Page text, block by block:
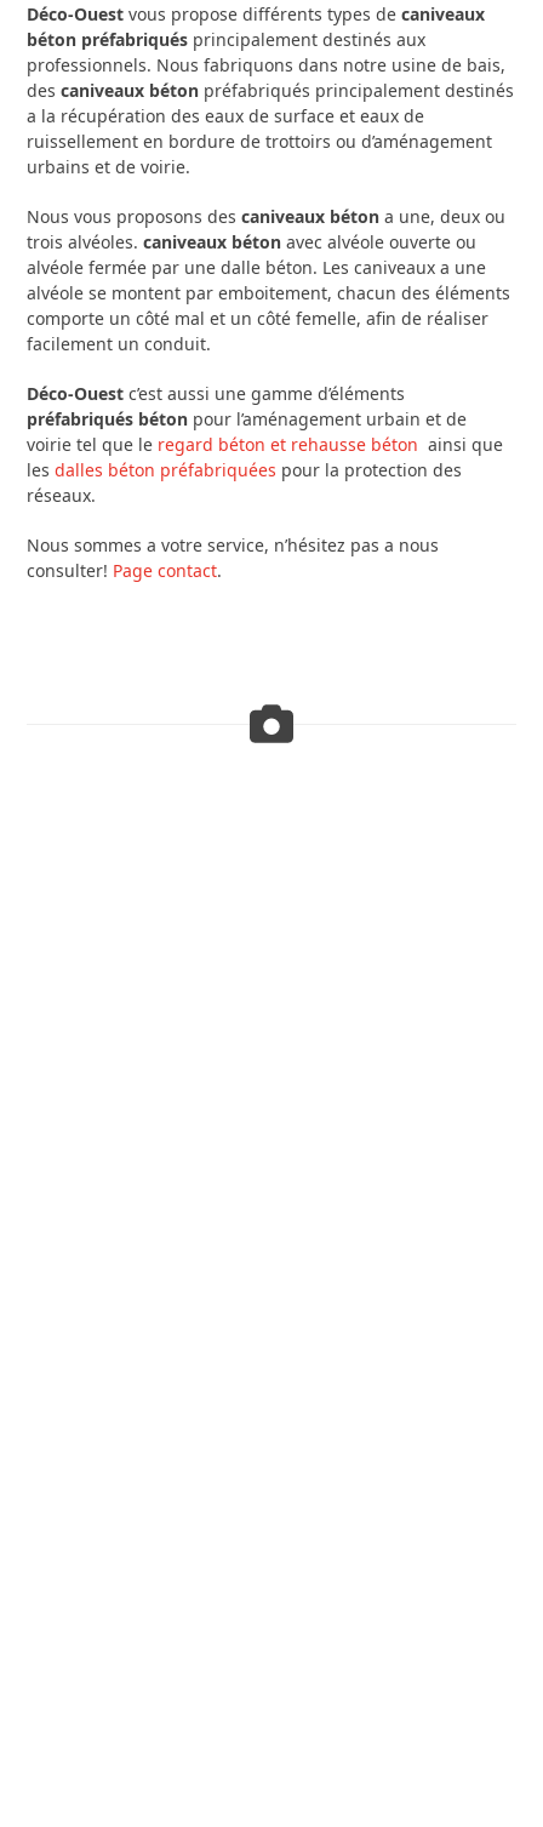
Déco-Ouest vous propose différents types decaniveaux
béton préfabriqués principalement destinés aux
professionnels. Nous fabriquons dans notre usine de bais,
descaniveaux béton préfabriqués principalement destinés
a la récupération des eaux de surface et eaux de
ruissellement en bordure de trottoirs ou d’aménagement
urbains et de voirie.
Nous vous proposons descaniveaux béton a une, deux ou
trois alvéoles.caniveaux béton avec alvéole ouverte ou
alvéole fermée par une dalle béton. Les caniveaux a une
alvéole se montent par emboitement, chacun des éléments
comporte un côté mal et un côté femelle, afin de réaliser
facilement un conduit.
Déco-Ouest c’est aussi une gamme d’éléments
préfabriqués béton pour l’aménagement urbain et de
voirie tel que le regard béton et rehausse béton ainsi que
lesdalles béton préfabriquées pour la protection des
réseaux.
Nous sommes a votre service, n’hésitez pas a nous
consulter! Page contact.